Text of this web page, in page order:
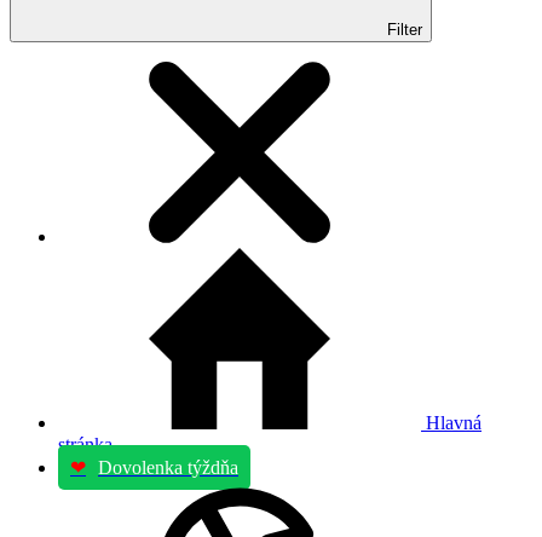
Filter
Hlavná
stránka
❤ Dovolenka týždňa